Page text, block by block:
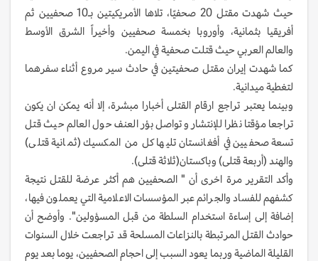
حيث شهدت مقتل 20 صحفيًا، تلاها الأمريكيتين بـ10 صحفيين ثم
أفريقيا بثمانية، وأوروبا بخمسة صحفيين وأخيراً الشرق الأوسط
والعالم العربي حيث قتلت صحفية في اليمن.
كما شهدت إيران مقتل صحفيتين في حادث سير مروع أثناء سفرهما
لتغطية ميدانية.
وبينما يعتبر تراجع ارقام القتلى أخبارا مبشرة، إلا أنه يمكن ان يكون
تراجعا مؤقتا نظرا للإنتشار وتواصل بؤر العنف حول العالم حيث قتل
تسعة صحفيين في أفغانستان تليها كل من المكسيك (ثمانية قتلى)
والهند (أربعة قتلى) وباكستان(ثلاثة قتلى).
وأكد التقرير مرة اخرى أن " الصحفيين هم أكثر عرضة للقتل نتيجة
كشفهم للفساد والجرائم عبر المؤسسات الاعلامية التي يعملون فيها،
إضافة إلى إساءة استخدام السلطة من قبل المسؤولين". وأوضح أن
حوادث القتل المرتبطة بالنزاعات المسلحة قد تراجعت خلال السنوات
القليلة الماضية وربما يعود السبب إلى احجام الصحفيين، يوما بعد يوم